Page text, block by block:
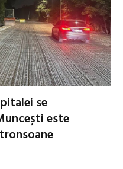
se
este